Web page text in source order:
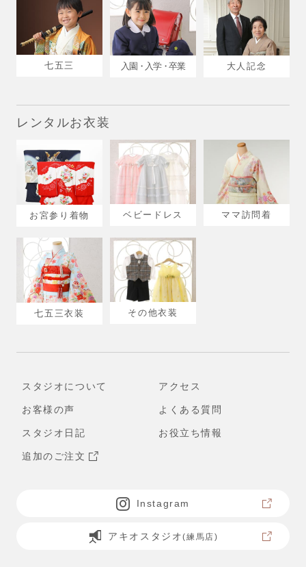
七五三 入園・入学・卒業 大人記念
レンタルお衣装
お宮参り着物 ベビードレス ママ訪問着
七五三衣装 その他衣装
スタジオについて アクセス
お客様の声 よくある質問
スタジオ日記 お役立ち情報
追加のご注文
Instagram
アキオスタジオ(練馬店)